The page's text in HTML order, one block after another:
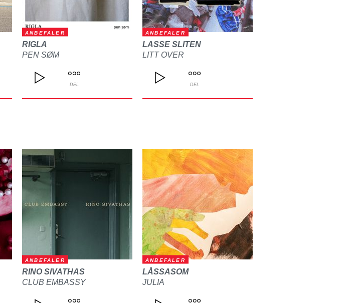
ANBEFALER
RIGLA
PEN SØM
DEL
ANBEFALER
LASSE SLITEN
LITT OVER
DEL
ANBEFALER
RINO SIVATHAS
CLUB EMBASSY
ANBEFALER
LÅSSASOM
JULIA